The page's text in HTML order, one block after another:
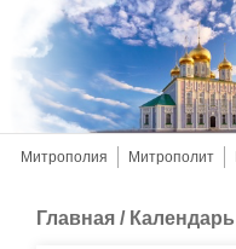
Митрополия Митрополит
Главная / Календарь